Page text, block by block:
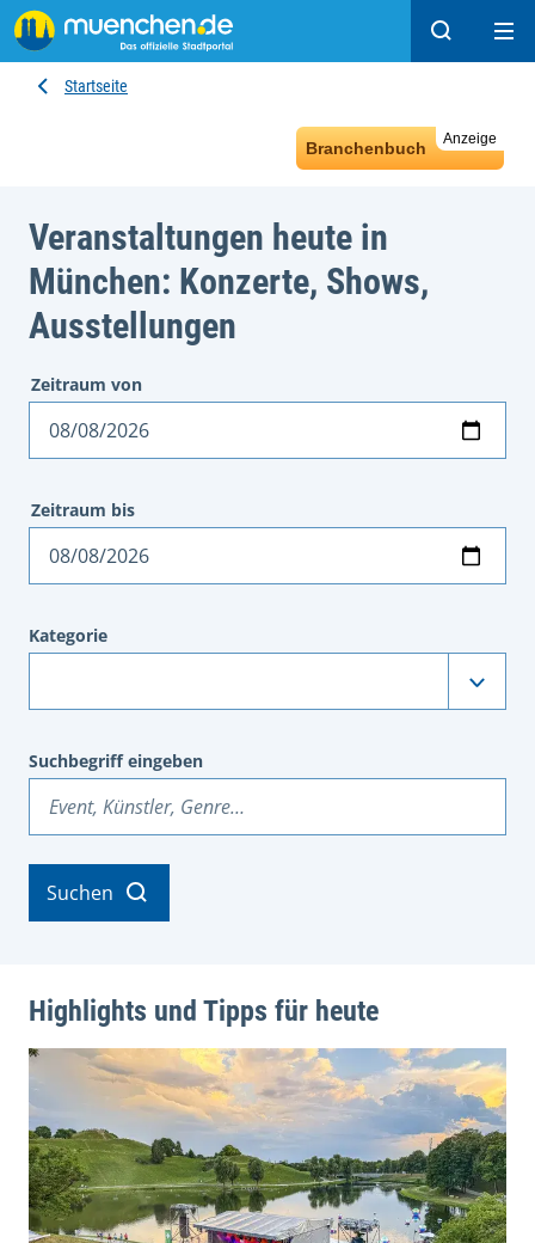
Suchen
Startseite
Anzeige
Branchenbuch
Veranstaltungen heute in
München: Konzerte, Shows,
Ausstellungen
Zeitraum von
Zeitraum bis
Kategorie
Suchbegriff eingeben
Suchen
Highlights und Tipps für heute